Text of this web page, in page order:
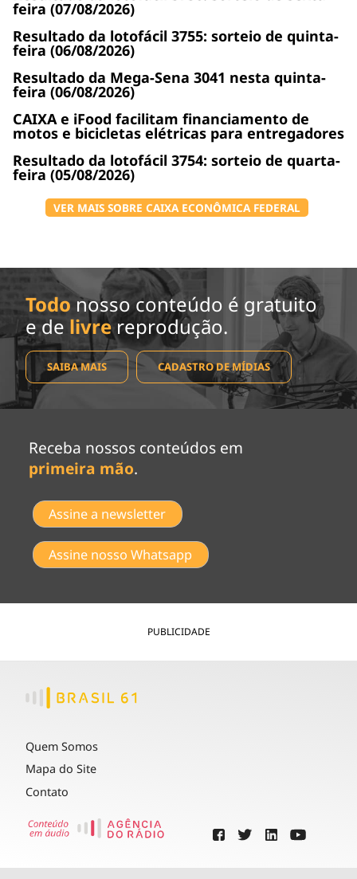
feira (07/08/2026)
Resultado da lotofácil 3755: sorteio de quinta-
feira (06/08/2026)
Resultado da Mega-Sena 3041 nesta quinta-
feira (06/08/2026)
CAIXA e iFood facilitam financiamento de
motos e bicicletas elétricas para entregadores
Resultado da lotofácil 3754: sorteio de quarta-
feira (05/08/2026)
VER MAIS SOBRE CAIXA ECONÔMICA FEDERAL
Todo nosso conteúdo é gratuito
e de livrereprodução.
SAIBA MAIS CADASTRO DE MÍDIAS
Receba nossos conteúdos em
primeira mão.
Assine a newsletter
Assine nosso Whatsapp
PUBLICIDADE
Quem Somos
Mapa do Site
Contato